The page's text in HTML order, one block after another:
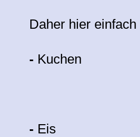
Daher hier
- Kuchen
- Eis